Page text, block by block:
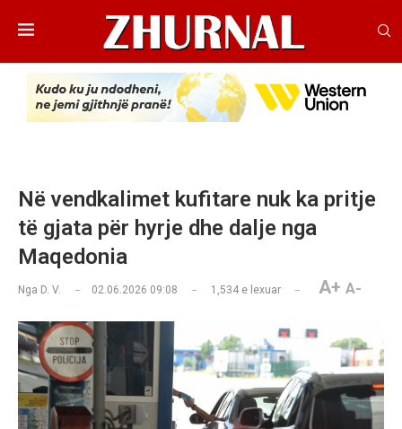
Në vendkalimet kufitare nuk ka pritje
të gjata për hyrje dhe dalje nga
Maqedonia
Nga D. V. 02.06.2026 09:08 1,534 e lexuar A+ A-